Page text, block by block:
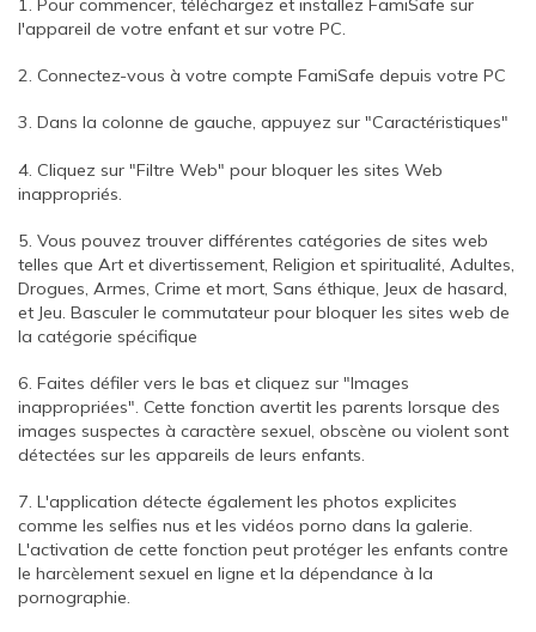
1. Pour commencer, téléchargez et installez FamiSafe sur
l'appareil de votre enfant et sur votre PC.
2. Connectez-vous à votre compte FamiSafe depuis votre PC
3. Dans la colonne de gauche, appuyez sur "Caractéristiques"
4. Cliquez sur "Filtre Web" pour bloquer les sites Web
inappropriés.
5. Vous pouvez trouver différentes catégories de sites web
telles que Art et divertissement, Religion et spiritualité, Adultes,
Drogues, Armes, Crime et mort, Sans éthique, Jeux de hasard,
et Jeu. Basculer le commutateur pour bloquer les sites web de
la catégorie spécifique
6. Faites défiler vers le bas et cliquez sur "Images
inappropriées". Cette fonction avertit les parents lorsque des
images suspectes à caractère sexuel, obscène ou violent sont
détectées sur les appareils de leurs enfants.
7. L'application détecte également les photos explicites
comme les selfies nus et les vidéos porno dans la galerie.
L'activation de cette fonction peut protéger les enfants contre
le harcèlement sexuel en ligne et la dépendance à la
pornographie.